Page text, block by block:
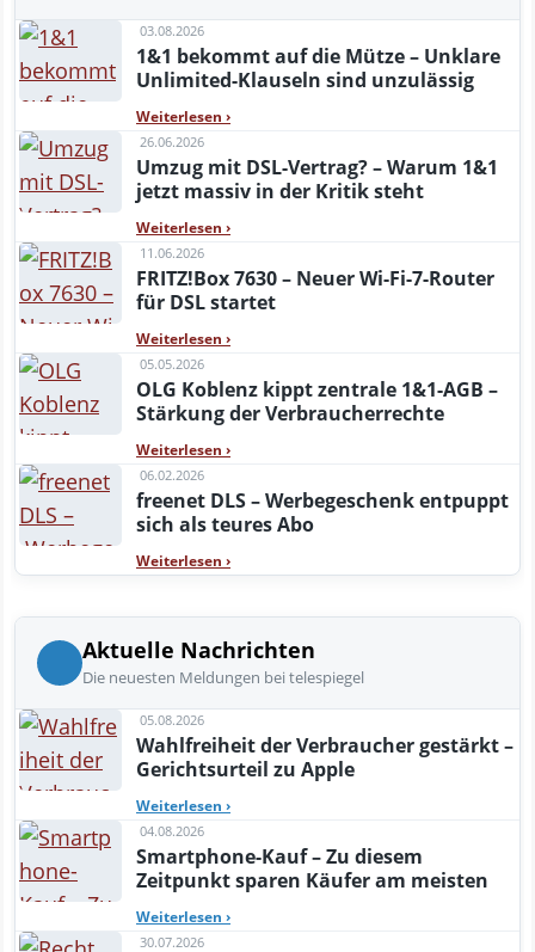
03.08.2026
1&1 bekommt auf die Mütze – Unklare
Unlimited-Klauseln sind unzulässig
Weiterlesen ›
26.06.2026
Umzug mit DSL-Vertrag? – Warum 1&1
jetzt massiv in der Kritik steht
Weiterlesen ›
11.06.2026
FRITZ!Box 7630 – Neuer Wi-Fi-7-Router
für DSL startet
Weiterlesen ›
05.05.2026
OLG Koblenz kippt zentrale 1&1-AGB –
Stärkung der Verbraucherrechte
Weiterlesen ›
06.02.2026
freenet DLS – Werbegeschenk entpuppt
sich als teures Abo
Weiterlesen ›
Aktuelle Nachrichten
Die neuesten Meldungen bei telespiegel
05.08.2026
Wahlfreiheit der Verbraucher gestärkt –
Gerichtsurteil zu Apple
Weiterlesen ›
04.08.2026
Smartphone-Kauf – Zu diesem
Zeitpunkt sparen Käufer am meisten
Weiterlesen ›
30.07.2026